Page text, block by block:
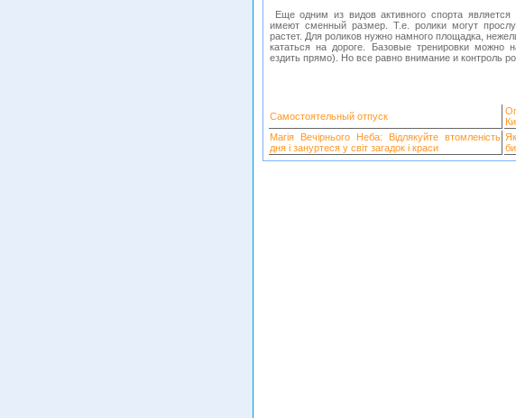
Еще одним из видов активного спорта является
имеют сменный размер. Т.е. ролики могут
растет. Для роликов нужно намного площадка,
кататься на дороге. Базовые тренировки можно
ездить прямо). Но все равно внимание и контроль
Самостоятельный отпуск
Магія Вечірнього Неба: Відлякуйте втомленість
дня і зануртеся у світ загадок і краси